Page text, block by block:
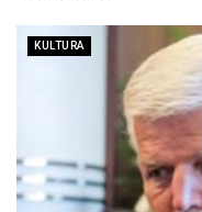
KULTURA